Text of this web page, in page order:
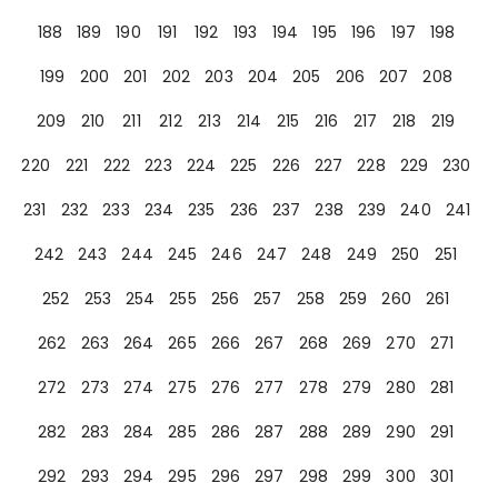
188
189 190 191 192 193 194 195 196 197
198
199
200 201 202 203 204 205 206 207
208
209
210 211 212 213 214 215 216 217 218
219
220
221 222 223 224 225 226 227 228 229
230
231
232 233 234 235 236 237 238 239 240
241
242
243 244 245 246 247 248 249 250
251
252
253 254 255 256 257 258 259 260
261
262
263 264 265 266 267 268 269 270
271
272
273 274 275 276 277 278 279 280
281
282
283 284 285 286 287 288 289 290
291
292
293 294 295 296 297 298 299 300 301